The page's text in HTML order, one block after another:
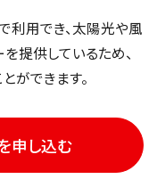
利用でき、太陽光や風
提供しているため、
ができます。
申し込む